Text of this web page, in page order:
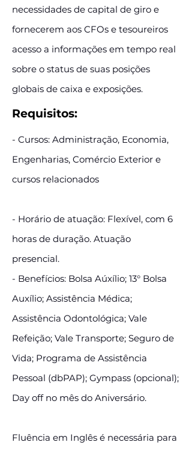
necessidades de capital de giro e
fornecerem aos CFOs e tesoureiros
acesso a informações em tempo real
sobre o status de suas posições
globais de caixa e exposições.
Requisitos:
- Cursos: Administração, Economia,
Engenharias, Comércio Exterior e
cursos relacionados
- Horário de atuação: Flexível, com 6
horas de duração. Atuação
presencial.
- Benefícios: Bolsa Aúxílio; 13° Bolsa
Auxílio; Assistência Médica;
Assistência Odontológica; Vale
Refeição; Vale Transporte; Seguro de
Vida; Programa de Assistência
Pessoal (dbPAP); Gympass (opcional);
Day off no mês do Aniversário.
Fluência em Inglês é necessária para